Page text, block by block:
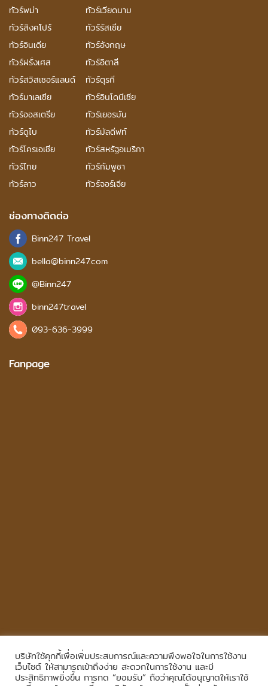
ทัวร์พม่า
ทัวร์เวียดนาม
ทัวร์สิงคโปร์
ทัวร์รัสเซีย
ทัวร์อินเดีย
ทัวร์อังกฤษ
ทัวร์ฝรั่งเศส
ทัวร์อิตาลี
ทัวร์สวิสเซอร์แลนด์
ทัวร์ตุรกี
ทัวร์มาเลเซีย
ทัวร์อินโดนีเซีย
ทัวร์ออสเตรีย
ทัวร์เยอรมัน
ทัวร์ดูไบ
ทัวร์มัลดีฟท์
ทัวร์โครเอเชีย
ทัวร์สหรัฐอเมริกา
ทัวร์ไทย
ทัวร์กัมพูชา
ทัวร์ลาว
ทัวร์จอร์เจีย
ช่องทางติดต่อ
Binn247 Travel
bella@binn247.com
@Binn247
binn247travel
093-636-3999
Fanpage
Copyright © 2026 , All Rights Reserved.|เข้าสู่ระบบ
บริษัทใช้คุกกี้เพื่อเพิ่มประสบการณ์และความพึงพอใจในการใช้งาน
เว็บไซต์ ให้สามารถเข้าถึงง่าย สะดวกในการใช้งาน และมี
ประสิทธิภาพยิ่งขึ้น การกด “ยอมรับ” ถือว่าคุณได้อนุญาตให้เราใช้